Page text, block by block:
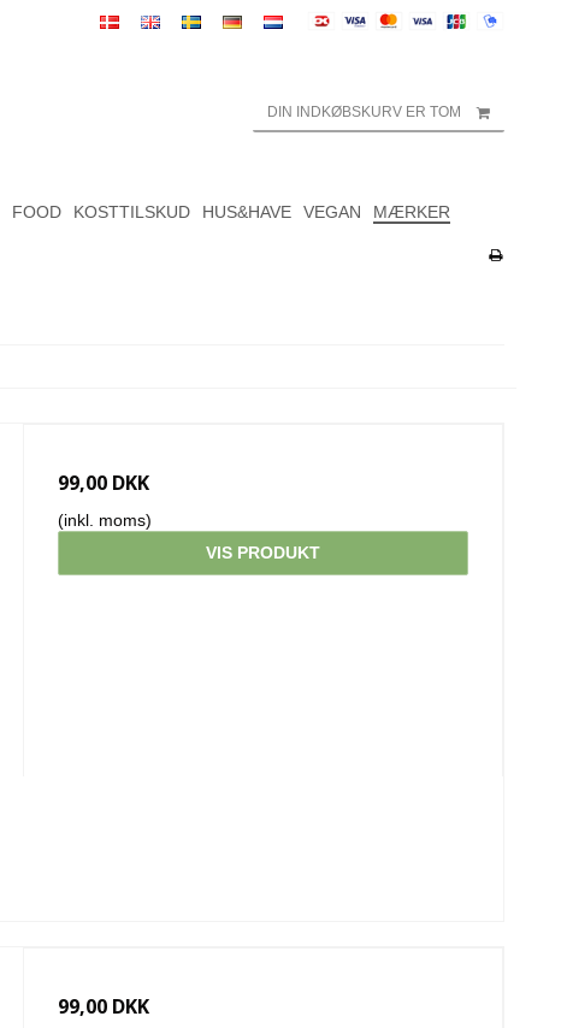
DIN INDKØBSKURV ER TOM
FOOD KOSTTILSKUD HUS&HAVE VEGAN MÆRKER
99,00 DKK
(inkl. moms)
VIS PRODUKT
99,00 DKK